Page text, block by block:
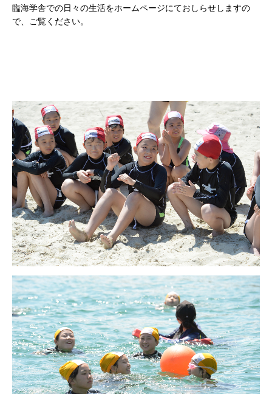
臨海学舎での日々の生活をホームページにておしらせしますの
で、ご覧ください。